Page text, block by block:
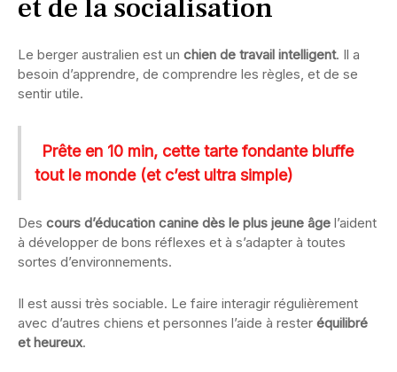
et de la socialisation
Le berger australien est un chien de travail intelligent. Il a
besoin d’apprendre, de comprendre les règles, et de se
sentir utile.
Prête en 10 min, cette tarte fondante bluffe
tout le monde (et c’est ultra simple)
Des cours d’éducation canine dès le plus jeune âge l’aident
à développer de bons réflexes et à s’adapter à toutes
sortes d’environnements.
Il est aussi très sociable. Le faire interagir régulièrement
avec d’autres chiens et personnes l’aide à rester équilibré
et heureux.